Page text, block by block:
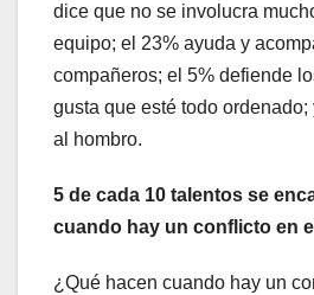
dice que no se involucra
equipo; el 23% ayuda y
compañeros; el 5% defiende
gusta que esté todo
al hombro.
5 de cada 10 talentos se
cuando hay un conflicto en
¿Qué hacen cuando hay un